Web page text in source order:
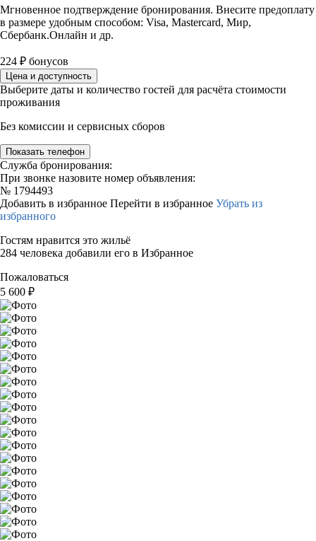
Мгновенное подтверждение бронирования. Внесите предоплату
в размере удобным способом: Visa, Mastercard, Мир,
Сбербанк.Онлайн и др.
224 ₽ бонусов
Цена и доступность
Выберите даты и количество гостей для расчёта стоимости
проживания
Без комиссии и сервисных сборов
Показать телефон
Служба бронирования:
При звонке назовите номер объявления:
№ 1794493
Добавить в избранное Перейти в избранное Убрать из
избранного
Гостям нравится это жильё
284 человека добавили его в Избранное
Пожаловаться
5 600 ₽